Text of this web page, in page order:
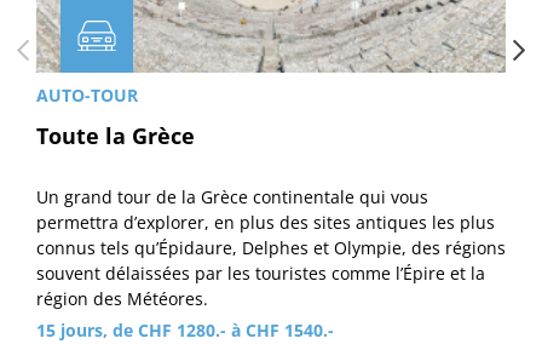
AUTO-TOUR
Toute la Grèce
Un grand tour de la Grèce continentale qui vous
permettra d’explorer, en plus des sites antiques les plus
connus tels qu’Épidaure, Delphes et Olympie, des régions
souvent délaissées par les touristes comme l’Épire et la
région des Météores.
15 jours, de CHF 1280.- à CHF 1540.-